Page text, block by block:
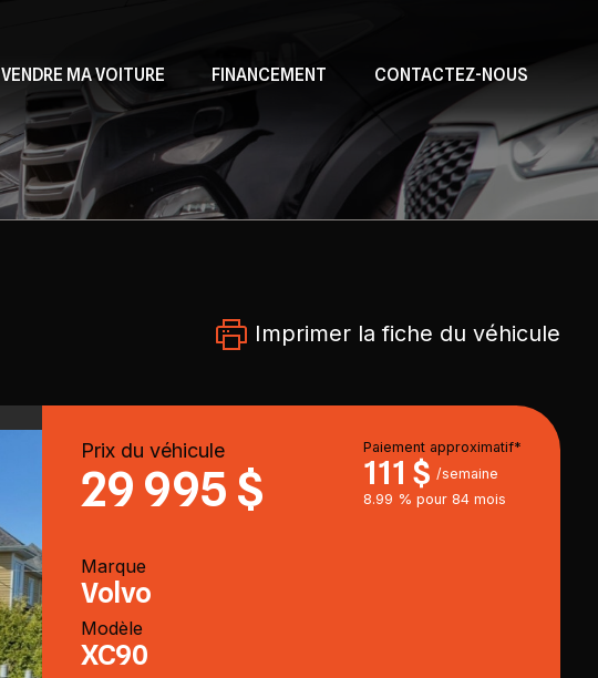
VENDRE MA VOITURE FINANCEMENT CONTACTEZ-NOUS
Imprimer la fiche du véhicule
Prix du véhicule
29 995 $
Paiement approximatif*
111 $ /semaine
8.99 % pour 84 mois
Marque
Volvo
Modèle
XC90